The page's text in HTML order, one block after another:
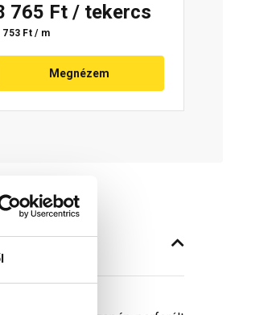
765 Ft / tekercs
753 Ft / m
Megnézem